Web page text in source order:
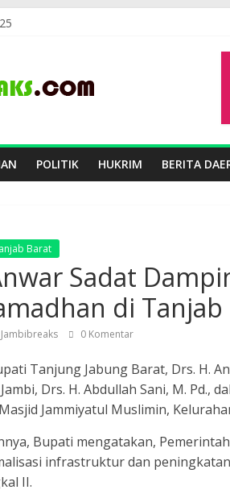
POLITIK HUKRIM BERITA
Barat
Sadat
di Tanjab
Jambibreaks 0 Komentar
Tanjung Jabung Barat, Drs. H.
Drs. H. Abdullah Sani, M. Pd.,
Jammiyatul Muslimin,
Bupati mengatakan,
infrastruktur dan
II.